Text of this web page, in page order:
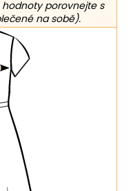
porovnejte s
na sobě).